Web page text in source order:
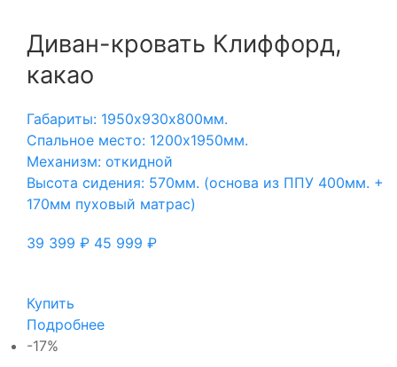
Диван-кровать Клиффорд,
какао
Габариты: 1950х930х800мм.
Спальное место: 1200х1950мм.
Механизм: откидной
Высота сидения: 570мм. (основа из ППУ 400мм. +
170мм пуховый матрас)
39 399 ₽ 45 999 ₽
Купить
Подробнее
-17%